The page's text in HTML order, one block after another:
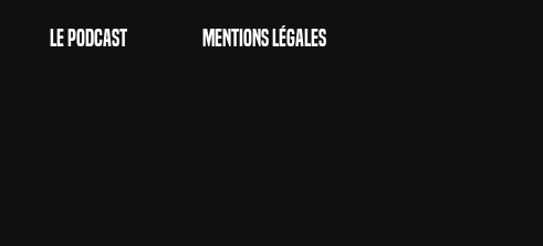
Le Podcast
Mentions Légales